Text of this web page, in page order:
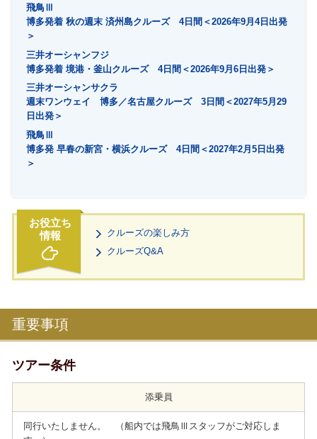
飛鳥Ⅲ
博多発着 秋の週末 済州島クルーズ 4日間＜2026年9月4日出発
＞
三井オーシャンフジ
博多発着 境港・釜山クルーズ 4日間＜2026年9月6日出発＞
三井オーシャンサクラ
週末ワンウェイ 博多／名古屋クルーズ 3日間＜2027年5月29
日出発＞
飛鳥Ⅲ
博多発 早春の新宮・横浜クルーズ 4日間＜2027年2月5日出発
＞
クルーズの楽しみ方
クルーズQ&A
重要事項
ツアー条件
添乗員
同行いたしません。 （船内では飛鳥Ⅲスタッフがご対応しま